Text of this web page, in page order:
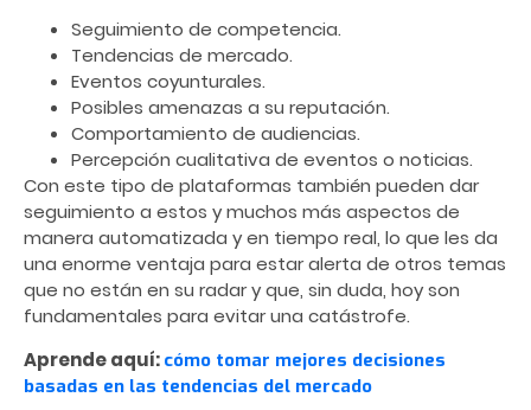
Seguimiento de competencia.
Tendencias de mercado.
Eventos coyunturales.
Posibles amenazas a su reputación.
Comportamiento de audiencias.
Percepción cualitativa de eventos o noticias.
Con este tipo de plataformas también pueden dar
seguimiento a estos y muchos más aspectos de
manera automatizada y en tiempo real, lo que les da
una enorme ventaja para estar alerta de otros temas
que no están en su radar y que, sin duda, hoy son
fundamentales para evitar una catástrofe.
Aprende aquí: cómo tomar mejores decisiones
basadas en las tendencias del mercado